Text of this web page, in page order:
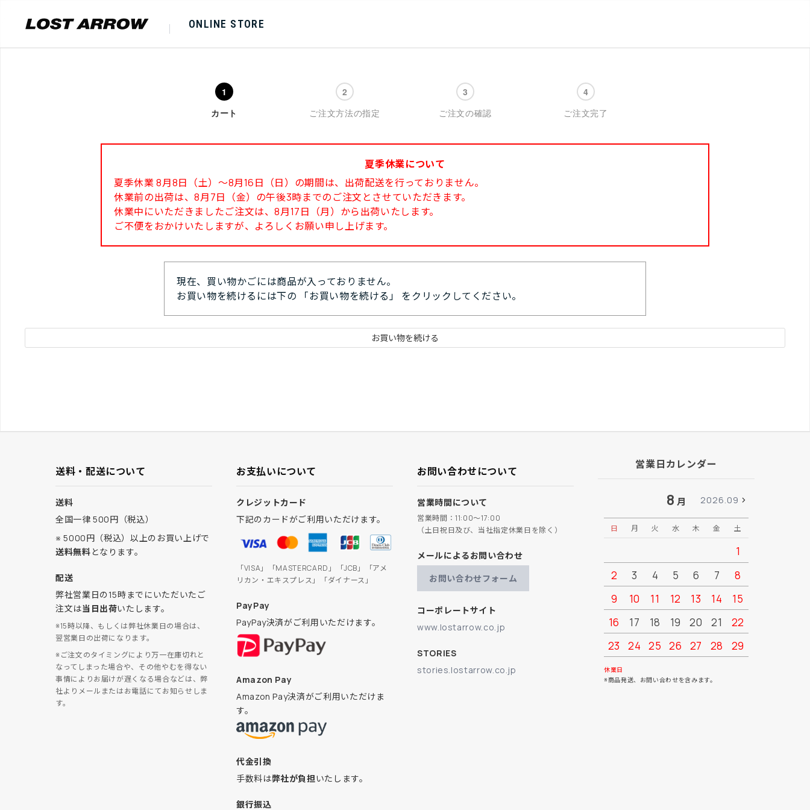
ONLINE STORE
カート ご注文方法の指定 ご注文の確認 ご注文完了
夏季休業について
夏季休業 8月8日（土）～8月16日（日）の期間は、出荷配送を行っておりません。
休業前の出荷は、8月7日（金）の午後3時までのご注文とさせていただきます。
休業中にいただきましたご注文は、8月17日（月）から出荷いたします。
ご不便をおかけいたしますが、よろしくお願い申し上げます。
現在、買い物かごには商品が入っておりません。
お買い物を続けるには下の 「お買い物を続ける」 をクリックしてください。
送料・配送について
送料
全国一律 500円（税込）
※ 5000円（税込）以上のお買い上げで
送料無料となります。
配送
弊社営業日の15時までにいただいたご
注文は当日出荷いたします。
※15時以降、もしくは弊社休業日の場合は、
翌営業日の出荷になります。
※ご注文のタイミングにより万一在庫切れと
なってしまった場合や、その他やむを得ない
事情によりお届けが遅くなる場合などは、弊
社よりメールまたはお電話にてお知らせしま
す。
お支払いについて
クレジットカード
下記のカードがご利用いただけます。
「VISA」「MASTERCARD」「JCB」「アメ
リカン・エキスプレス」「ダイナース」
PayPay
PayPay決済がご利用いただけます。
Amazon Pay
Amazon Pay決済がご利用いただけま
す。
代金引換
手数料は弊社が負担いたします。
銀行振込
お問い合わせについて
営業時間について
営業時間：11:00～17:00
（土日祝日及び、当社指定休業日を除く）
メールによるお問い合わせ
お問い合わせフォーム
コーポレートサイト
www.lostarrow.co.jp
STORIES
stories.lostarrow.co.jp
営業日カレンダー
8 月 2026.09
日 月 火 水 木 金 土
1
2
3 4 5 6 7
8
9
10 11 12 13 14
15
16
17 18 19 20 21
22
23
24 25 26 27 28
29
30
休業日
※商品発送、お問い合わせを含みます。